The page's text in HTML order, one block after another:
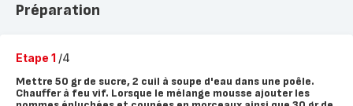
Préparation
Etape 1 /4
Mettre 50 gr de sucre, 2 cuil à soupe d'eau dans une poêle.
Chauffer à feu vif. Lorsque le mélange mousse ajouter les